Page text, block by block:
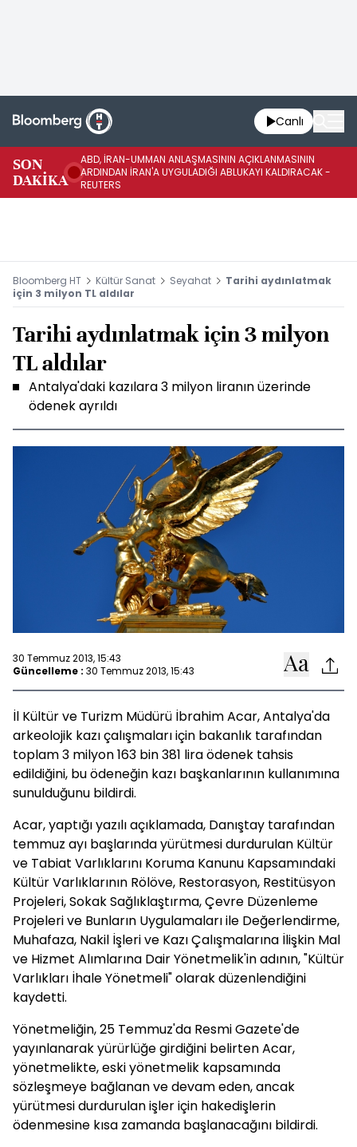
Canlı
SON
DAKİKA
ABD, İRAN-UMMAN ANLAŞMASININ AÇIKLANMASININ
ARDINDAN İRAN'A UYGULADIĞI ABLUKAYI KALDIRACAK -
REUTERS
Bloomberg HT Kültür Sanat Seyahat
Tarihi aydınlatmak
için 3 milyon TL aldılar
Tarihi aydınlatmak için 3 milyon
TL aldılar
Antalya'daki kazılara 3 milyon liranın üzerinde
ödenek ayrıldı
30 Temmuz 2013, 15:43
Güncelleme : 30 Temmuz 2013, 15:43
İl Kültür ve Turizm Müdürü İbrahim Acar, Antalya'da
arkeolojik kazı çalışmaları için bakanlık tarafından
toplam 3 milyon 163 bin 381 lira ödenek tahsis
edildiğini, bu ödeneğin kazı başkanlarının kullanımına
sunulduğunu bildirdi.
Acar, yaptığı yazılı açıklamada, Danıştay tarafından
temmuz ayı başlarında yürütmesi durdurulan Kültür
ve Tabiat Varlıklarını Koruma Kanunu Kapsamındaki
Kültür Varlıklarının Rölöve, Restorasyon, Restitüsyon
Projeleri, Sokak Sağlıklaştırma, Çevre Düzenleme
Projeleri ve Bunların Uygulamaları ile Değerlendirme,
Muhafaza, Nakil İşleri ve Kazı Çalışmalarına İlişkin Mal
ve Hizmet Alımlarına Dair Yönetmelik'in adının, "Kültür
Varlıkları İhale Yönetmeli" olarak düzenlendiğini
kaydetti.
Yönetmeliğin, 25 Temmuz'da Resmi Gazete'de
yayınlanarak yürürlüğe girdiğini belirten Acar,
yönetmelikte, eski yönetmelik kapsamında
sözleşmeye bağlanan ve devam eden, ancak
yürütmesi durdurulan işler için hakedişlerin
ödenmesine kısa zamanda başlanacağını bildirdi.